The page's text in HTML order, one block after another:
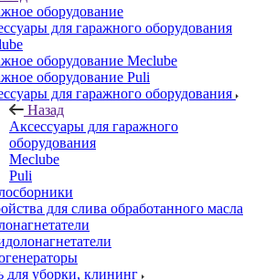
оборудование
для гаражного оборудования
оборудование Meclube
оборудование Puli
для гаражного оборудования
Назад
Аксессуары для гаражного
оборудования
Meclube
Puli
для слива обработанного масла
для уборки, клининг